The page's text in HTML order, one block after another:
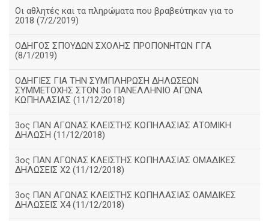
Οι αθλητές και τα πληρώματα που βραβεύτηκαν για το
2018 (7/2/2019)
ΟΔΗΓΟΣ ΣΠΟΥΔΩΝ ΣΧΟΛΗΣ ΠΡΟΠΟΝΗΤΩΝ ΓΓΑ
(8/1/2019)
ΟΔΗΓΙΕΣ ΓΙΑ ΤΗΝ ΣΥΜΠΛΗΡΩΣΗ ΔΗΛΩΣΕΩΝ
ΣΥΜΜΕΤΟΧΗΣ ΣΤΟΝ 3ο ΠΑΝΕΛΛΗΝΙΟ ΑΓΩΝΑ
ΚΩΠΗΛΑΣΙΑΣ (11/12/2018)
3ος ΠΑΝ ΑΓΩΝΑΣ ΚΛΕΙΣΤΗΣ ΚΩΠΗΛΑΣΙΑΣ ΑΤΟΜΙΚΗ
ΔΗΛΩΣΗ (11/12/2018)
3ος ΠΑΝ ΑΓΩΝΑΣ ΚΛΕΙΣΤΗΣ ΚΩΠΗΛΑΣΙΑΣ ΟΜΑΔΙΚΕΣ
ΔΗΛΩΣΕΙΣ Χ2 (11/12/2018)
3ος ΠΑΝ ΑΓΩΝΑΣ ΚΛΕΙΣΤΗΣ ΚΩΠΗΛΑΣΙΑΣ ΟΑΜΔΙΚΕΣ
ΔΗΛΩΣΕΙΣ Χ4 (11/12/2018)